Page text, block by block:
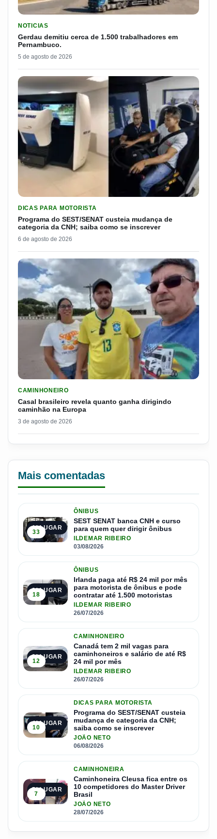
NOTICIAS
Gerdau demitiu cerca de 1.500 trabalhadores em
Pernambuco.
5 de agosto de 2026
DICAS PARA MOTORISTA
Programa do SEST/SENAT custeia mudança de
categoria da CNH; saiba como se inscrever
6 de agosto de 2026
CAMINHONEIRO
Casal brasileiro revela quanto ganha dirigindo
caminhão na Europa
3 de agosto de 2026
Mais comentadas
1º LUGAR
33
ÔNIBUS
SEST SENAT banca CNH e curso
para quem quer dirigir ônibus
ILDEMAR RIBEIRO
03/08/2026
2º LUGAR
18
ÔNIBUS
Irlanda paga até R$ 24 mil por mês
para motorista de ônibus e pode
contratar até 1.500 motoristas
ILDEMAR RIBEIRO
26/07/2026
3º LUGAR
12
CAMINHONEIRO
Canadá tem 2 mil vagas para
caminhoneiros e salário de até R$
24 mil por mês
ILDEMAR RIBEIRO
26/07/2026
4º LUGAR
10
DICAS PARA MOTORISTA
Programa do SEST/SENAT custeia
mudança de categoria da CNH;
saiba como se inscrever
JOÃO NETO
06/08/2026
5º LUGAR
7
CAMINHONEIRA
Caminhoneira Cleusa fica entre os
10 competidores do Master Driver
Brasil
JOÃO NETO
28/07/2026